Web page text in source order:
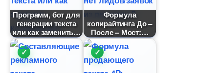
Программ, бот для
енерации текста
или как заменить
Формула
копирайтинга До –
После – Мост: